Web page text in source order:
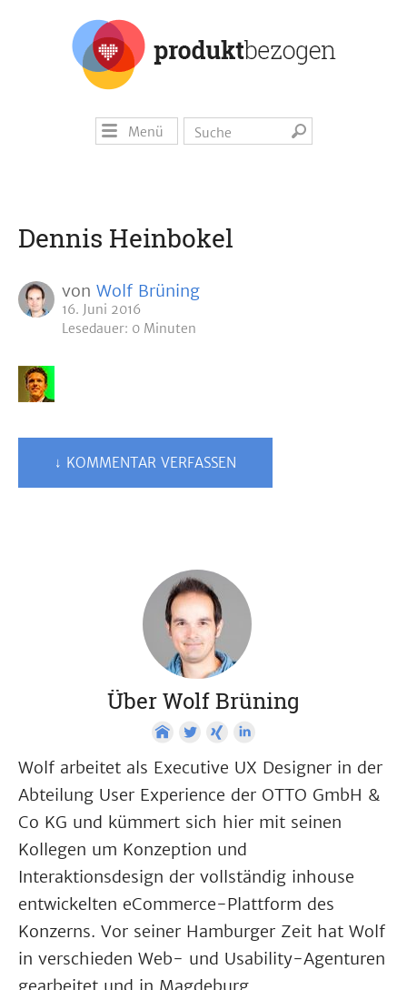
Menü
Dennis Heinbokel
von Wolf Brüning
16. Juni 2016
Lesedauer: 0 Minuten
↓ KOMMENTAR VERFASSEN
Über Wolf Brüning
Wolf arbeitet als Executive UX Designer in der
Abteilung User Experience der OTTO GmbH &
Co KG und kümmert sich hier mit seinen
Kollegen um Konzeption und
Interaktionsdesign der vollständig inhouse
entwickelten eCommerce-Plattform des
Konzerns. Vor seiner Hamburger Zeit hat Wolf
in verschieden Web- und Usability-Agenturen